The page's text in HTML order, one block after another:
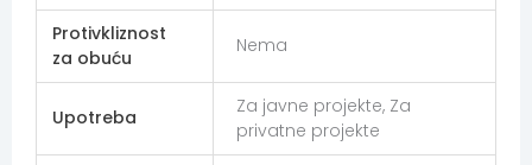
Protivkliznost
za obuću
Nema
Upotreba
Za javne projekte, Za
privatne projekte